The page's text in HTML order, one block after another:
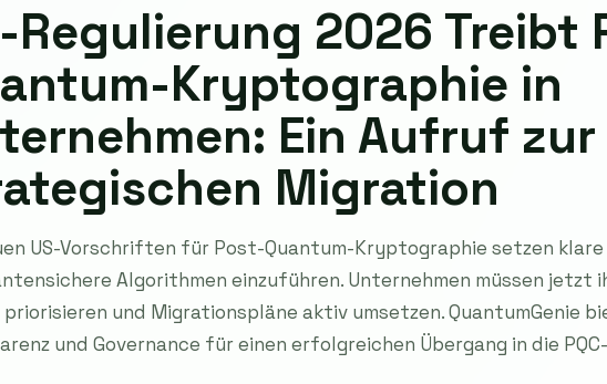
Regulierung 2026 Treibt
Kryptographie in
Ein Aufruf zur
Migration
US-Vorschriften für Post-Quantum-Kryptographie setzen
Algorithmen einzuführen. Unternehmen müssen
priorisieren und Migrationspläne aktiv umsetzen. QuantumGenie
und Governance für einen erfolgreichen Übergang in die